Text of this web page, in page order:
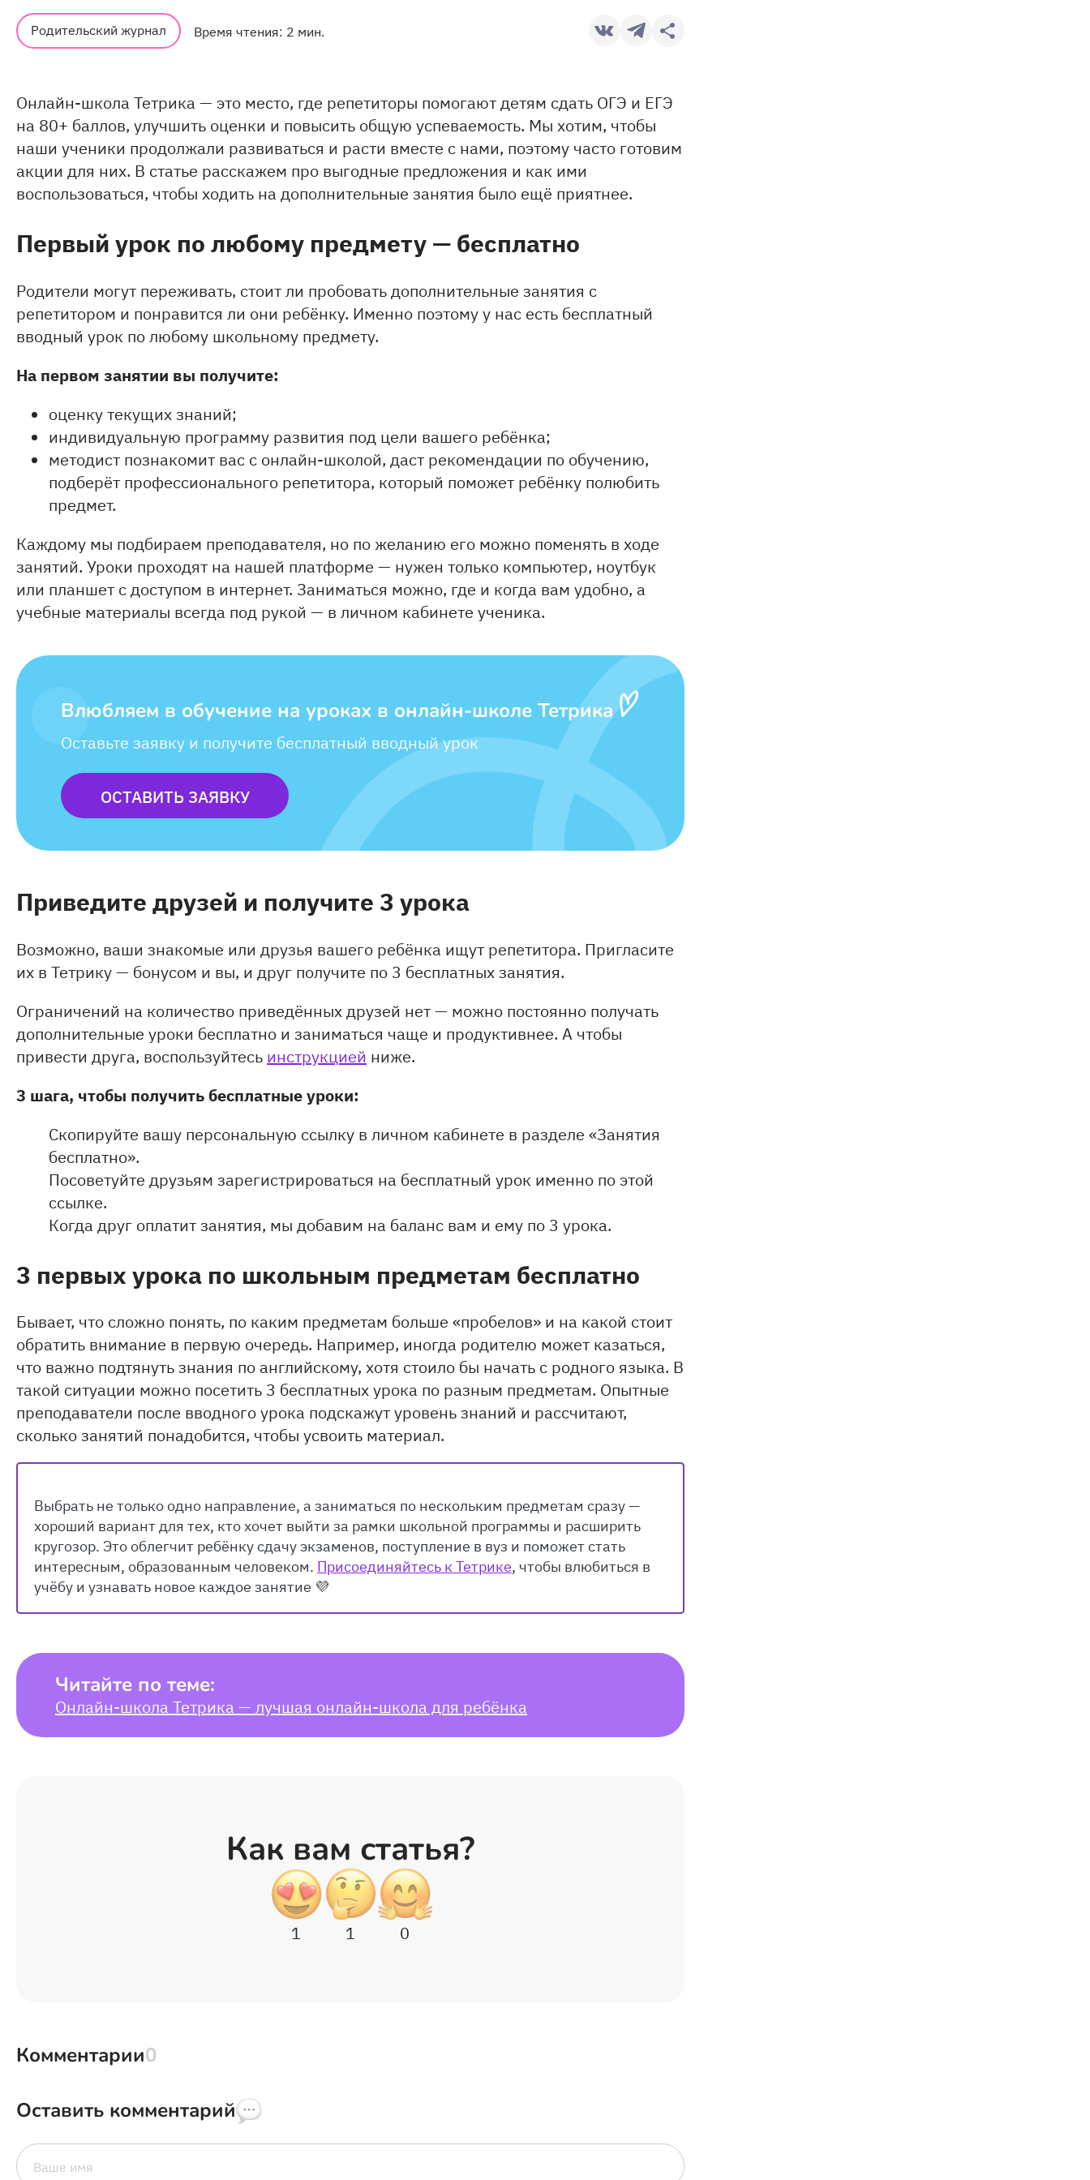
Родительский журнал Время чтения: 2 мин.
Онлайн-школа Тетрика — это место, где репетиторы помогают детям сдать ОГЭ и ЕГЭ
на 80+ баллов, улучшить оценки и повысить общую успеваемость. Мы хотим, чтобы
наши ученики продолжали развиваться и расти вместе с нами, поэтому часто готовим
акции для них. В статье расскажем про выгодные предложения и как ими
воспользоваться, чтобы ходить на дополнительные занятия было ещё приятнее.
Первый урок по любому предмету — бесплатно
Родители могут переживать, стоит ли пробовать дополнительные занятия с
репетитором и понравится ли они ребёнку. Именно поэтому у нас есть бесплатный
вводный урок по любому школьному предмету.
На первом занятии вы получите:
оценку текущих знаний;
индивидуальную программу развития под цели вашего ребёнка;
методист познакомит вас с онлайн-школой, даст рекомендации по обучению,
подберёт профессионального репетитора, который поможет ребёнку полюбить
предмет.
Каждому мы подбираем преподавателя, но по желанию его можно поменять в ходе
занятий. Уроки проходят на нашей платформе — нужен только компьютер, ноутбук
или планшет с доступом в интернет. Заниматься можно, где и когда вам удобно, а
учебные материалы всегда под рукой — в личном кабинете ученика.
Влюбляем в обучение на уроках в онлайн-школе Тетрика
Оставьте заявку и получите бесплатный вводный урок
ОСТАВИТЬ ЗАЯВКУ
Приведите друзей и получите 3 урока
Возможно, ваши знакомые или друзья вашего ребёнка ищут репетитора. Пригласите
их в Тетрику — бонусом и вы, и друг получите по 3 бесплатных занятия.
Ограничений на количество приведённых друзей нет — можно постоянно получать
дополнительные уроки бесплатно и заниматься чаще и продуктивнее. А чтобы
привести друга, воспользуйтесь инструкцией ниже.
3 шага, чтобы получить бесплатные уроки:
Скопируйте вашу персональную ссылку в личном кабинете в разделе «Занятия
бесплатно».
Посоветуйте друзьям зарегистрироваться на бесплатный урок именно по этой
ссылке.
Когда друг оплатит занятия, мы добавим на баланс вам и ему по 3 урока.
3 первых урока по школьным предметам бесплатно
Бывает, что сложно понять, по каким предметам больше «пробелов» и на какой стоит
обратить внимание в первую очередь. Например, иногда родителю может казаться,
что важно подтянуть знания по английскому, хотя стоило бы начать с родного языка. В
такой ситуации можно посетить 3 бесплатных урока по разным предметам. Опытные
преподаватели после вводного урока подскажут уровень знаний и рассчитают,
сколько занятий понадобится, чтобы усвоить материал.
Выбрать не только одно направление, а заниматься по нескольким предметам сразу —
хороший вариант для тех, кто хочет выйти за рамки школьной программы и расширить
кругозор. Это облегчит ребёнку сдачу экзаменов, поступление в вуз и поможет стать
интересным, образованным человеком. Присоединяйтесь к Тетрике, чтобы влюбиться в
учёбу и узнавать новое каждое занятие 💜
Читайте по теме:
Онлайн-школа Тетрика — лучшая онлайн-школа для ребёнка
Как вам статья?
1 1 0
Комментарии0
Оставить комментарий